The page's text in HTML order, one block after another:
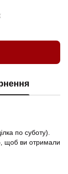
по суботу).
щоб ви отримали